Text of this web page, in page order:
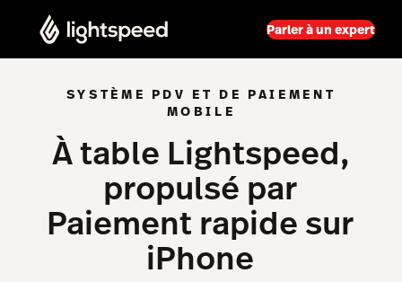
Parler à un expert
SYSTÈME PDV ET DE PAIEMENT
MOBILE
À table Lightspeed,
propulsé par
Paiement rapide sur
iPhone